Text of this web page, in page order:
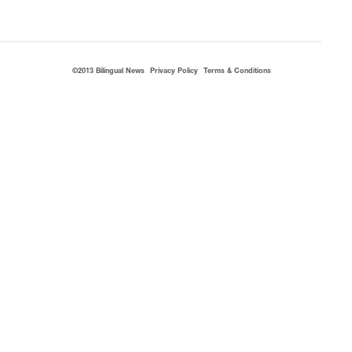
©2013 Bilingual News Privacy Policy Terms & Conditions